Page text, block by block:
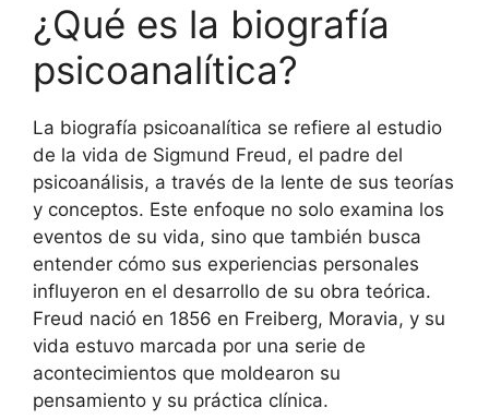
¿Qué es la biografía
psicoanalítica?
La biografía psicoanalítica se refiere al estudio
de la vida de Sigmund Freud, el padre del
psicoanálisis, a través de la lente de sus teorías
y conceptos. Este enfoque no solo examina los
eventos de su vida, sino que también busca
entender cómo sus experiencias personales
influyeron en el desarrollo de su obra teórica.
Freud nació en 1856 en Freiberg, Moravia, y su
vida estuvo marcada por una serie de
acontecimientos que moldearon su
pensamiento y su práctica clínica.